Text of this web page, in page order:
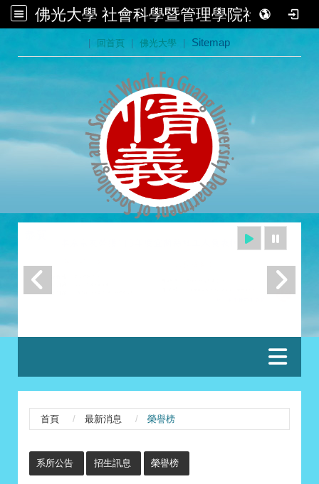
佛光大學 社會科學暨管理學院社會學系
| 回首頁 | 佛光大學 | Sitemap
首頁 最新消息 榮譽榜
系所公告 招生訊息 榮譽榜